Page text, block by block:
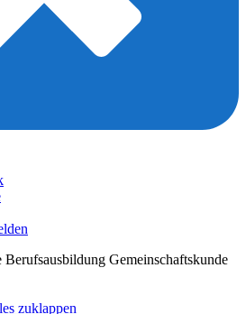
Berufsausbildung Gemeinschaftskunde
zuklappen